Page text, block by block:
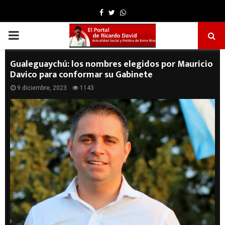
Facebook
TwitterWhatsapp
PRIMARY
MENU
Gualeguaychú: los nombres elegidos por Mauricio
Davico para conformar su Gabinete
9 diciembre, 2023 1143